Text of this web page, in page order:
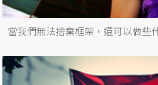
當我們無法捨棄框架，還可以做